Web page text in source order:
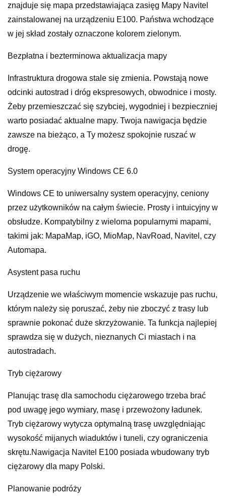
znajduje się mapa przedstawiająca zasięg Mapy Navitel
zainstalowanej na urządzeniu E100. Państwa wchodzące
w jej skład zostały oznaczone kolorem zielonym.
Bezpłatna i bezterminowa aktualizacja mapy
Infrastruktura drogowa stale się zmienia. Powstają nowe
odcinki autostrad i dróg ekspresowych, obwodnice i mosty.
Żeby przemieszczać się szybciej, wygodniej i bezpieczniej
warto posiadać aktualne mapy. Twoja nawigacja będzie
zawsze na bieżąco, a Ty możesz spokojnie ruszać w
drogę.
System operacyjny Windows CE 6.0
Windows CE to uniwersalny system operacyjny, ceniony
przez użytkowników na całym świecie. Prosty i intuicyjny w
obsłudze. Kompatybilny z wieloma popularnymi mapami,
takimi jak: MapaMap, iGO, MioMap, NavRoad, Navitel, czy
Automapa.
Asystent pasa ruchu
Urządzenie we właściwym momencie wskazuje pas ruchu,
którym należy się poruszać, żeby nie zboczyć z trasy lub
sprawnie pokonać duże skrzyżowanie. Ta funkcja najlepiej
sprawdza się w dużych, nieznanych Ci miastach i na
autostradach.
Tryb ciężarowy
Planując trasę dla samochodu ciężarowego trzeba brać
pod uwagę jego wymiary, masę i przewożony ładunek.
Tryb ciężarowy wytycza optymalną trasę uwzględniając
wysokość mijanych wiaduktów i tuneli, czy ograniczenia
skrętu.Nawigacja Navitel E100 posiada wbudowany tryb
ciężarowy dla mapy Polski.
Planowanie podróży